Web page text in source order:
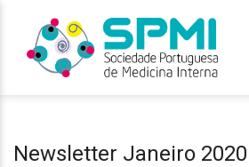
Newsletter Janeiro 2020